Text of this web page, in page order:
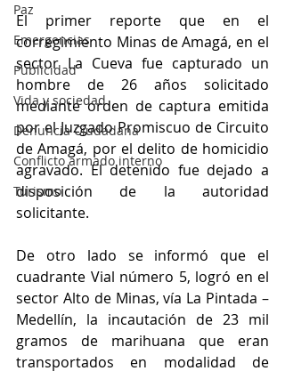
Paz
Emergencias
Publicidad
Vida y sociedad
Denuncia Ciudadana
Conflicto armado interno
Turismo
El primer reporte que en el
corregimiento Minas de Amagá, en el
sector La Cueva fue capturado un
hombre de 26 años solicitado
mediante orden de captura emitida
por el Juzgado Promiscuo de Circuito
de Amagá, por el delito de homicidio
agravado. El detenido fue dejado a
disposición de la autoridad
solicitante.
De otro lado se informó que el
cuadrante Vial número 5, logró en el
sector Alto de Minas, vía La Pintada –
Medellín, la incautación de 23 mil
gramos de marihuana que eran
transportados en modalidad de